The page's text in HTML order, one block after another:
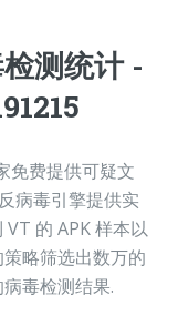
测统计 -
免费提供可疑文
病毒引擎提供实
的 APK 样本以
略筛选出数万的
毒检测结果.